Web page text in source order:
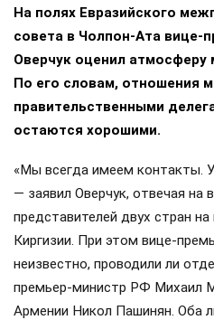
На полях Евразийского
совета в Чолпон-Ата вице-
Оверчук оценил
По его словам, отношения
правительственными
остаются хорошими.
«Мы всегда имеем контакты.
— заявил Оверчук, отвечая на
представителей двух стран
Киргизии. При этом вице-
неизвестно, проводили ли
премьер-министр РФ Михаил
Армении Никол Пашинян. Оба